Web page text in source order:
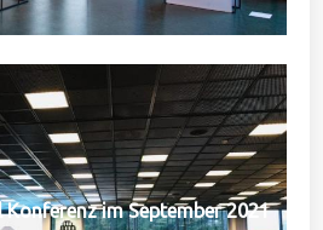
im September 2021